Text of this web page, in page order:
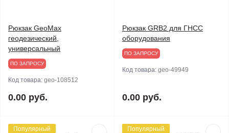
Рюкзак GeoMax
геодезический,
универсальный
ПО ЗАПРОСУ
Код товара: geo-108512
0.00 руб.
Рюкзак GRB2 для ГНСС
оборудования
ПО ЗАПРОСУ
Код товара: geo-49949
0.00 руб.
Популярный Популярный